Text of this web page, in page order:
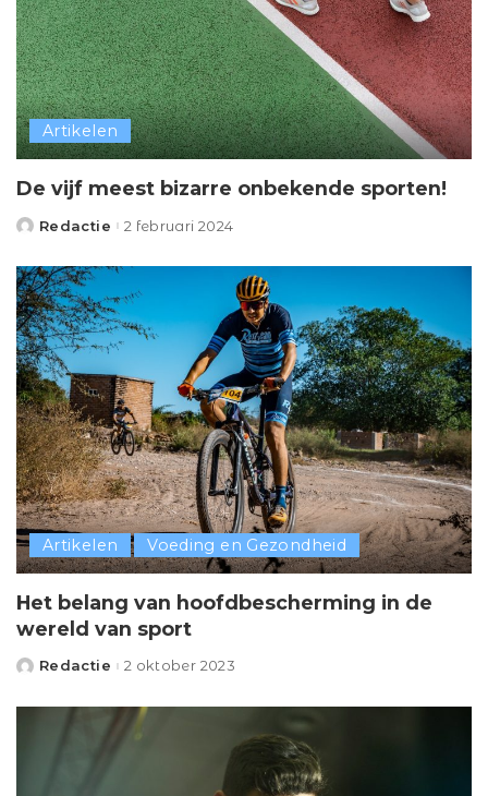
Artikelen
De vijf meest bizarre onbekende sporten!
Posted
Redactie 2 februari 2024
Artikelen Voeding en Gezondheid
Het belang van hoofdbescherming in de
wereld van sport
Posted
Redactie 2 oktober 2023